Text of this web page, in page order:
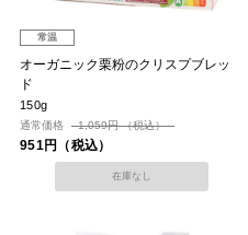
常温
オーガニック栗粉のクリスプブレッ
ド
150g
通常価格 1,059円 （税込）
951円（税込）
在庫なし